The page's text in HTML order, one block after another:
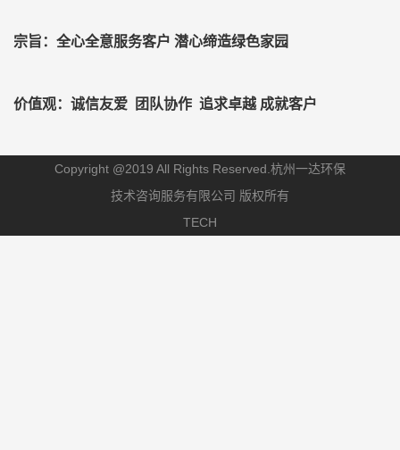
宗旨：全心全意服务客户 潜心缔造绿色家园
价值观：诚信友爱 团队协作 追求卓越 成就客户
Copyright @2019 All Rights Reserved.杭州一达环保
技术咨询服务有限公司 版权所有
TECH